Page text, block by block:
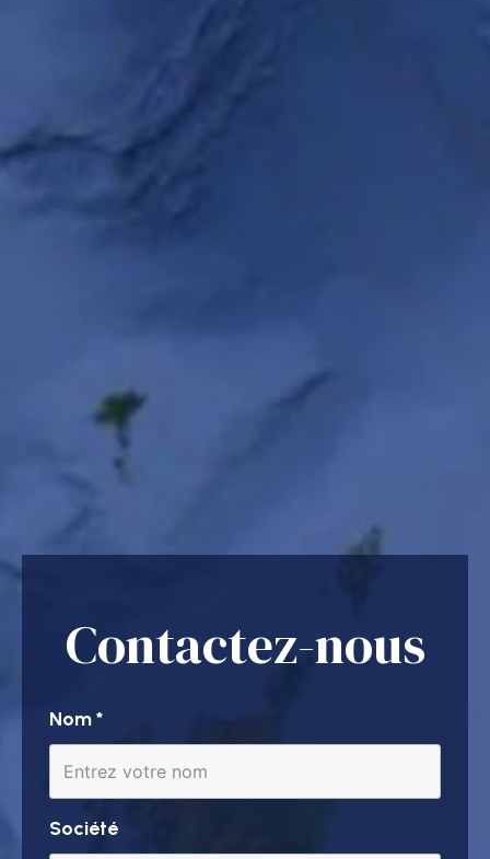
Contactez-nous
Nom*
Société